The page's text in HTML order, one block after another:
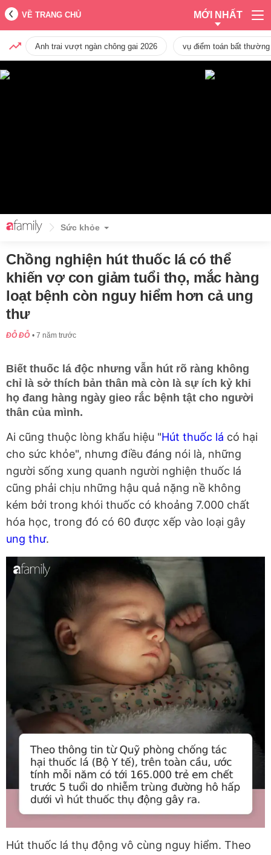
VỀ TRANG CHỦ MỚI NHẤT
Anh trai vượt ngàn chông gai 2026 vụ điểm toán bất
Sức khỏe
Chồng nghiện hút thuốc lá có thể
khiến vợ con giảm tuổi thọ, mắc hàng
loạt bệnh còn nguy hiểm hơn cả ung
thư
ĐỖ ĐỖ 7 năm trước
Biết thuốc lá độc nhưng vẫn hút rõ ràng không
chỉ là sở thích bản thân mà còn là sự ích kỷ khi
họ đang hàng ngày gieo rắc bệnh tật cho người
thân của mình.
Ai cũng thuộc lòng khẩu hiệu "Hút thuốc lá có hại
cho sức khỏe", nhưng điều đáng nói là, những
người sống xung quanh người nghiện thuốc lá
cũng phải chịu những hậu quả nặng nề không
kém bởi trong khói thuốc có khoảng 7.000 chất
hóa học, trong đó có 60 được xếp vào loại gây
ung thư.
Hút thuốc lá thụ động vô cùng nguy hiểm. Theo